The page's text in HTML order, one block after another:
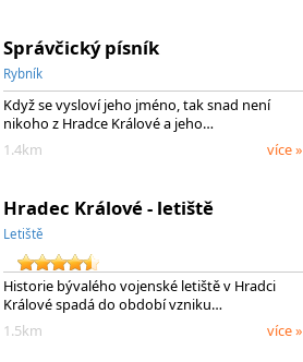
Správčický písník
Rybník
Když se vysloví jeho jméno, tak snad není
nikoho z Hradce Králové a jeho…
1.4km
více »
Hradec Králové - letiště
Letiště
Historie bývalého vojenské letiště v Hradci
Králové spadá do období vzniku…
1.5km
více »